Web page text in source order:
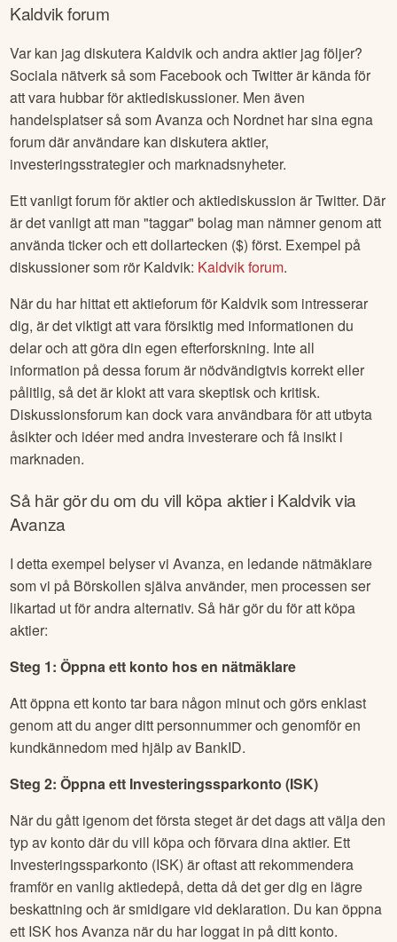
Kaldvikforum
Var kan jag diskutera Kaldvikoch andra aktier jag följer?
Sociala nätverk så som Facebook och Twitter är kända för
att vara hubbar för aktiediskussioner. Men även
handelsplatser så som Avanza och Nordnet har sina egna
forum där användare kan diskutera aktier,
investeringsstrategier och marknadsnyheter.
Ett vanligt forum för aktier och aktiediskussion är Twitter. Där
är det vanligt att man "taggar" bolag man nämner genom att
använda ticker och ett dollartecken ($) först. Exempel på
diskussioner som rör Kaldvik: Kaldvikforum.
När du har hittat ett aktieforum för Kaldviksom intresserar
dig, är det viktigt att vara försiktig med informationen du
delar och att göra din egen efterforskning. Inte all
information på dessa forum är nödvändigtvis korrekt eller
pålitlig, så det är klokt att vara skeptisk och kritisk.
Diskussionsforum kan dock vara användbara för att utbyta
åsikter och idéer med andra investerare och få insikt i
marknaden.
Så här gör du om du vill köpa aktier iKaldvikvia
Avanza
I detta exempel belyser vi Avanza, en ledande nätmäklare
som vi på Börskollen själva använder, men processen ser
likartad ut för andra alternativ. Så här gör du för att köpa
aktier:
Steg 1: Öppna ett konto hos en nätmäklare
Att öppna ett konto tar bara någon minut och görs enklast
genom att du anger ditt personnummer och genomför en
kundkännedom med hjälp av BankID.
Steg 2: Öppna ett Investeringssparkonto (ISK)
När du gått igenom det första steget är det dags att välja den
typ av konto där du vill köpa och förvara dina aktier. Ett
Investeringssparkonto (ISK) är oftast att rekommendera
framför en vanlig aktiedepå, detta då det ger dig en lägre
beskattning och är smidigare vid deklaration. Du kan öppna
ett ISK hos Avanza när du har loggat in på ditt konto.